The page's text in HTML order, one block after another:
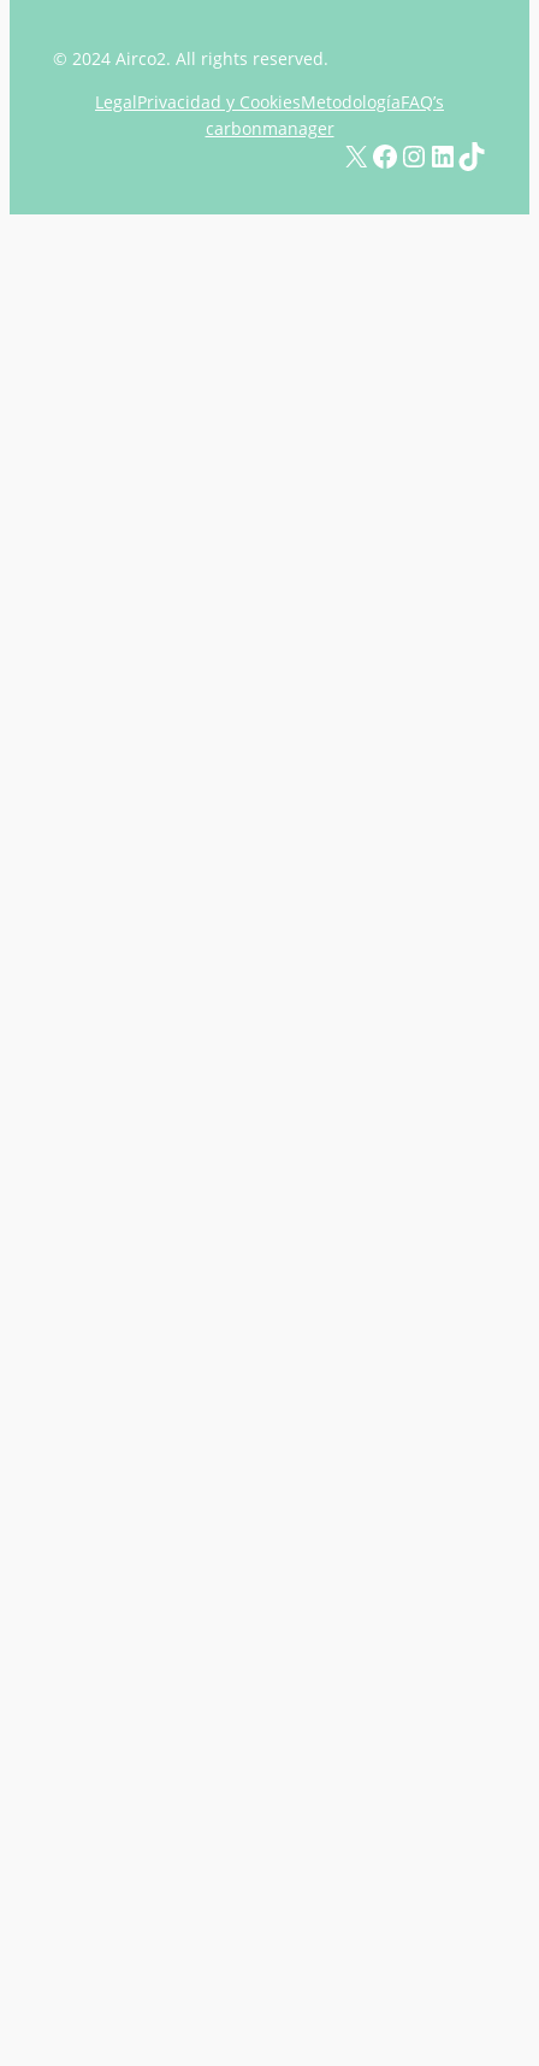
© 2024 Airco2. All rights reserved.
LegalPrivacidad y CookiesMetodologíaFAQ’s
carbonmanager
X Facebook InstagramLinkedIn TikTok